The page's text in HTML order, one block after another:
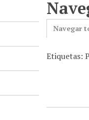
Navegar
Etiquetas: